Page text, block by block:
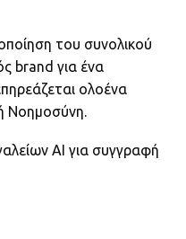
του συνολικού
brand για ένα
ολοένα
Νοημοσύνη.
AI για συγγραφή